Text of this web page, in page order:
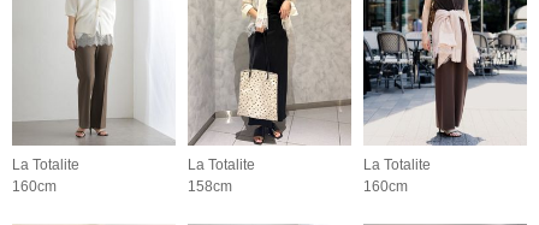
La Totalite
160cm
La Totalite
158cm
La Totalite
160cm